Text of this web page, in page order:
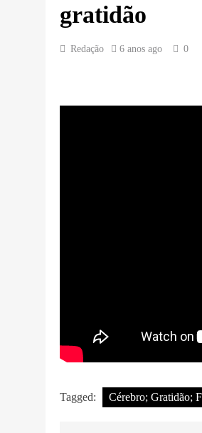
gratidão
Redação 6 anos ago 0
Tagged: Cérebro; Gratidão;